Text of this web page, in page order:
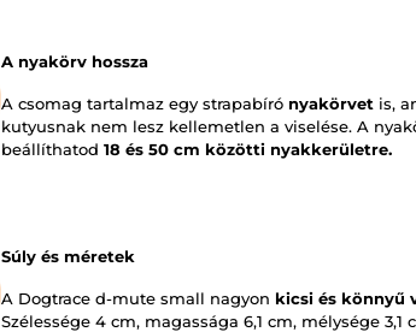
A nyakörv hossza
A csomag tartalmaz egy strapabíró nyakörvet is,
kutyusnak nem lesz kellemetlen a viselése. A
beállíthatod 18 és 50 cm közötti nyakkerületre.
Súly és méretek
A Dogtrace d-mute small nagyon kicsi és könnyű
Szélessége 4 cm, magassága 6,1 cm, mélysége 3,1